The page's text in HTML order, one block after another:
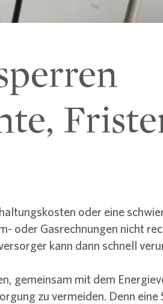
oder eine
oder Gasrechnungen nicht
kann dann schnell
gemeinsam mit dem
zu vermeiden. Denn